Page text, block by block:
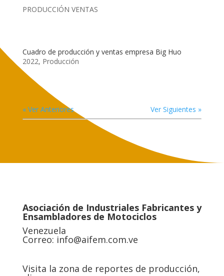
PRODUCCIÓN VENTAS
Cuadro de producción y ventas empresa Big Huo
2022, Producción
« Ver Anteriores Ver Siguientes »
Asociación de Industriales Fabricantes y
Ensambladores de Motociclos
Venezuela
Correo: info@aifem.com.ve
Visita la zona de reportes de producción,